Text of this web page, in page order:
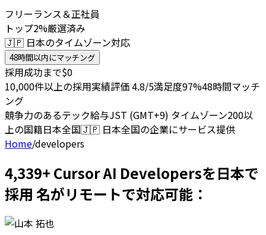
フリーランス＆正社員
トップ2%厳選済み
🇯🇵 日本のタイムゾーン対応
48時間以内にマッチング
採用成功まで$0
10,000件以上の採用実績評価 4.8/5満足度97%48時間マッチ
ング
競争力のあるテック給与JST (GMT+9) タイムゾーン200以
上の国籍日本全国🇯🇵 日本全国の企業にサービス提供
Home/developers
4,339+ Cursor AI Developersを日本で
採用 名がリモートで対応可能：